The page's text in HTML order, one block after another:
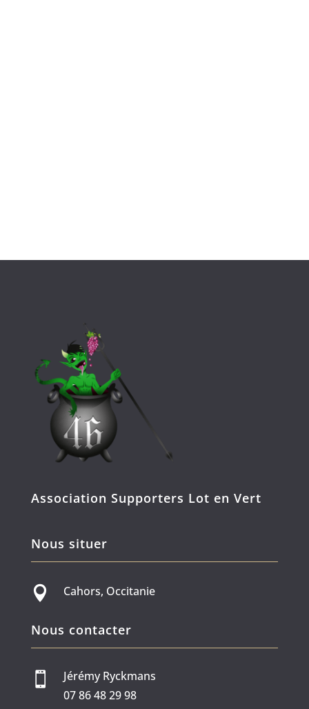
Association Supporters Lot en Vert
Nous situer
 Cahors, Occitanie
Nous contacter

Jérémy Ryckmans
07 86 48 29 98